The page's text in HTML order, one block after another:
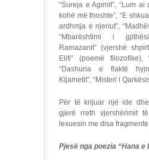
“Sureja e Agimit”, “Lum ai
kohë më thoshte”, “E
ardhmja e njeriut”,
“Mbarështimi i
Ramazanit” (vjershë
Elifi” (poemë filozofike),
“Dashuria e flaktë
Kijametit”, “Misteri i
Për të krijuar një ide
gjerë rreth vjershërimit
lexuesin me disa
Pjesë nga poezia “Hana e